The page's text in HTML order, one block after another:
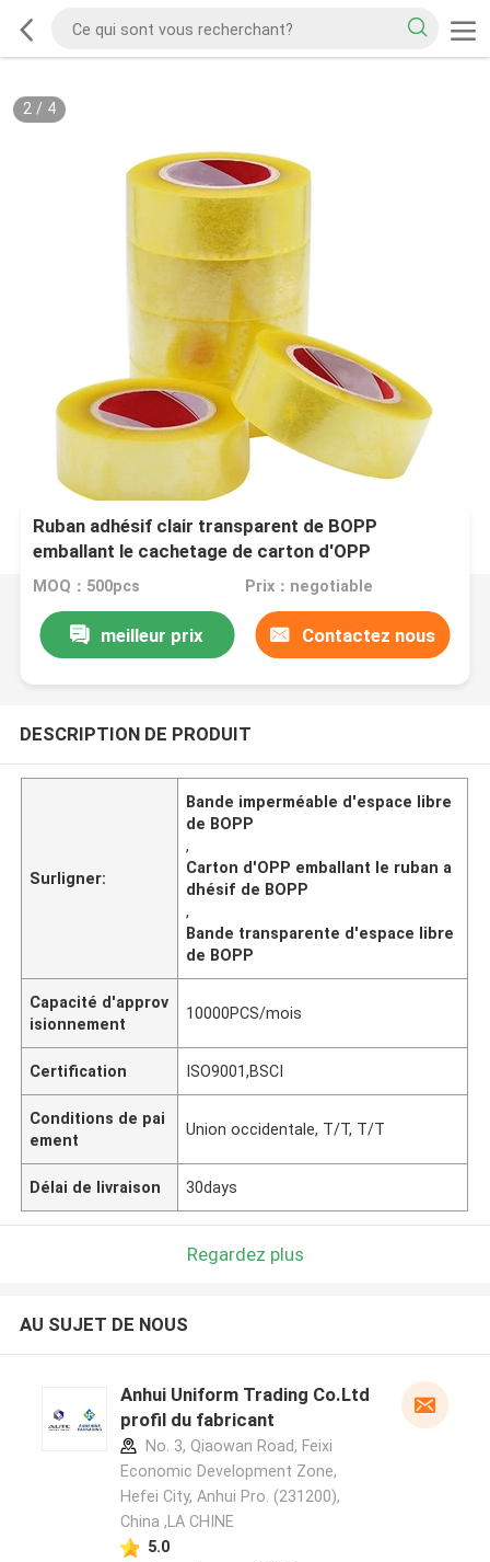
2/ 4
Ruban adhésif clair transparent de BOPP
emballant le cachetage de carton d'OPP
MOQ：500pcs Prix：negotiable
meilleur prix Contactez nous
DESCRIPTION DE PRODUIT
Surligner:
Bande imperméable d'espace libre
de BOPP
,
Carton d'OPP emballant le ruban a
dhésif de BOPP
,
Bande transparente d'espace libre
de BOPP
Capacité d'approv
isionnement
10000PCS/mois
Certification ISO9001,BSCI
Conditions de pai
ement
Union occidentale, T/T, T/T
Délai de livraison 30days
Regardez plus
AU SUJET DE NOUS
Anhui Uniform Trading Co.Ltd
profil du fabricant
No. 3, Qiaowan Road, Feixi
Economic Development Zone,
Hefei City, Anhui Pro. (231200),
China ,LA CHINE
5.0